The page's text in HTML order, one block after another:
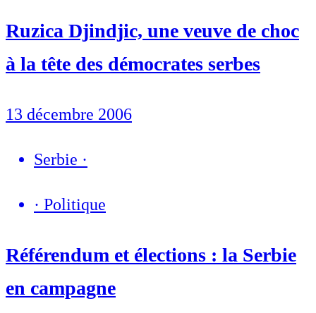
Ruzica Djindjic, une veuve de choc
à la tête des démocrates serbes
13 décembre 2006
Serbie ·
· Politique
Référendum et élections : la Serbie
en campagne